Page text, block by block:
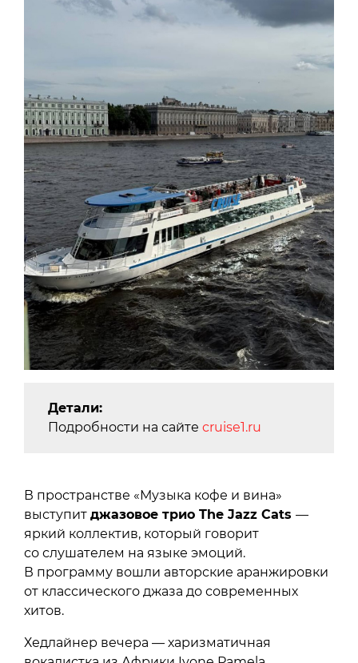
Детали:
Подробности на сайте cruise1.ru
В пространстве «Музыка кофе и вина»
выступит джазовое трио The Jazz Cats —
яркий коллектив, который говорит
со слушателем на языке эмоций.
В программу вошли авторские аранжировки
от классического джаза до современных
хитов.
Хедлайнер вечера — харизматичная